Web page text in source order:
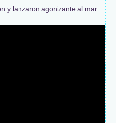
y lanzaron agonizante al mar.